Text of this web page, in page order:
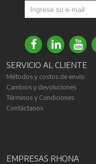
SERVICIO AL CLIENTE
Métodos y costos de envío
Cambios y devoluciones
Términos y Condiciones
Contáctanos
EMPRESAS RHONA